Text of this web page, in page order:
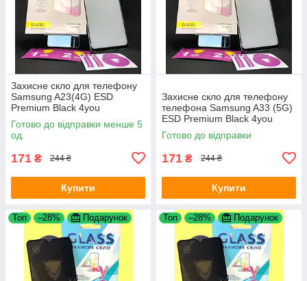
Захисне скло для телефону
Samsung A23(4G) ESD
Premium Black 4you
Готово до відправки менше 5
од.
171 ₴ 244 ₴
Купити
Захисне скло для телефону
телефона Samsung A33 (5G)
ESD Premium Black 4you
Готово до відправки
171 ₴ 244 ₴
Купити
Топ –28% Подарунок Топ –28% Подарунок